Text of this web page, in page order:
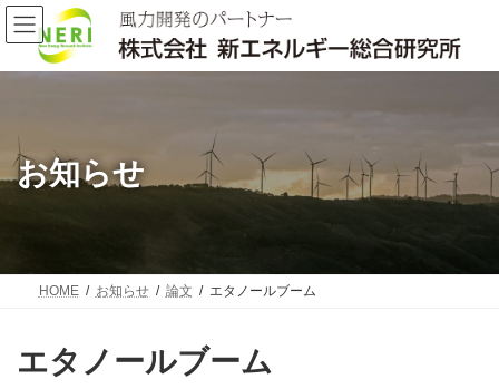
コ
ン
テ
ン
ッ
ナ
ビ
ゲ
ー
移お知らせ
HOME お知らせ 論文 エタノールブーム
エタノールブーム